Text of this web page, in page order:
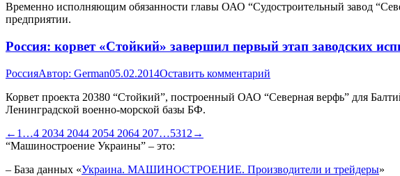
Временно исполняющим обязанности главы ОАО “Судостроительный завод
предприятии.
Россия: корвет «Стойкий» завершил первый этап заводских
РоссияАвтор: German05.02.2014Оставить комментарий
Корвет проекта 20380 “Стойкий”, построенный ОАО “Северная верфь” для
Ленинградской военно-морской базы БФ.
← 1 …4 2034 2044 2054 2064 207…5312 →
“Машиностроение Украины” – это:
– База данных «Украина. МАШИНОСТРОЕНИЕ. Производители и трейдеры»